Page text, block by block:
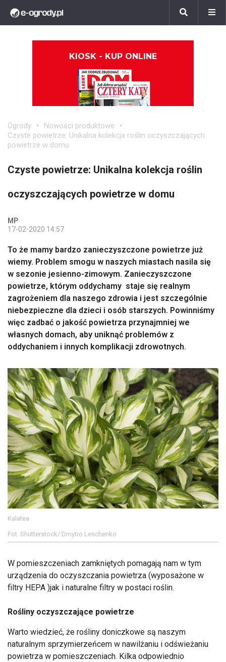
KIOSK - KUP ONLINE
Ogrody
Nowości produktowe
Czyste powietrze: Unikalna kolekcja roślin oczyszczających
powietrze w domu
Czyste powietrze: Unikalna kolekcja roślin
oczyszczających powietrze w domu
MP
17-02-2020 14:57
To że mamy bardzo zanieczyszczone powietrze już
wiemy. Problem smogu w naszych miastach nasila się
w sezonie jesienno-zimowym. Zanieczyszczone
powietrze, którym oddychamy staje się realnym
zagrożeniem dla naszego zdrowia i jest szczególnie
niebezpieczne dla dzieci i osób starszych. Powinniśmy
więc zadbać o jakość powietrza przynajmniej we
własnych domach, aby uniknąć problemów z
oddychaniem i innych komplikacji zdrowotnych.
Kalatea
Fot. Shutterstock/ Dmytro Leschenko
W pomieszczeniach zamkniętych pomagają nam w tym
urządzenia do oczyszczania powietrza (wyposażone w
filtry HEPA )jak i naturalne filtry w postaci roślin.
Rośliny oczyszczające powietrze
Warto wiedzieć, że rośliny doniczkowe są naszym
naturalnym sprzymierzeńcem w nawilżaniu i odświeżaniu
powietrza w pomieszczeniach. Kilka odpowiednio